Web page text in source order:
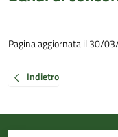
Pagina aggiornata il 30/
Indietro